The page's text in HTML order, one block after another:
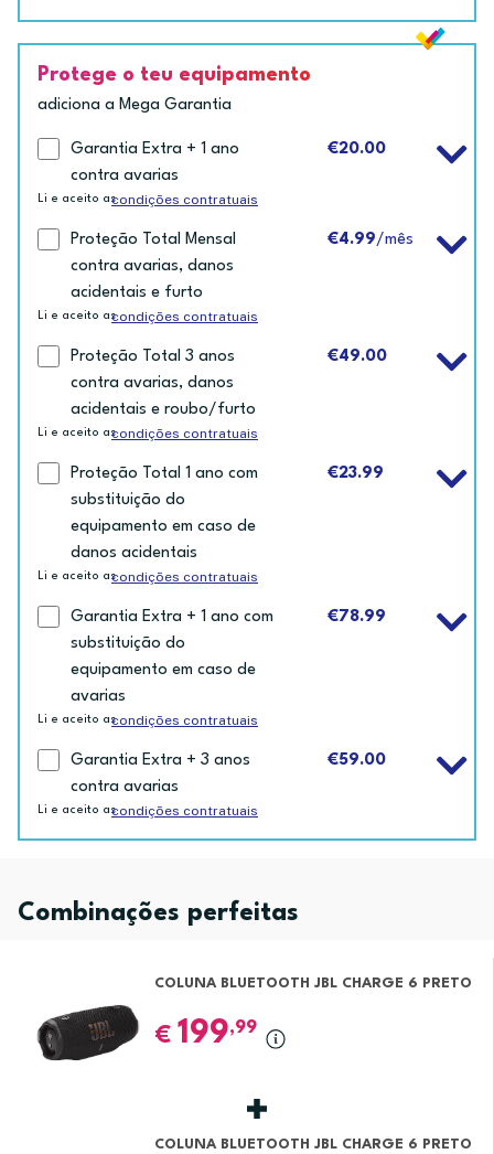
Protege o teu equipamento
adiciona a Mega Garantia
Garantia Extra + 1 ano
contra avarias
€20.00
Li e aceito ascondições contratuais
Proteção Total Mensal
contra avarias, danos
acidentais e furto
€4.99/mês
Li e aceito ascondições contratuais
Proteção Total 3 anos
contra avarias, danos
acidentais e roubo/furto
€49.00
Li e aceito ascondições contratuais
Proteção Total 1 ano com
substituição do
equipamento em caso de
danos acidentais
€23.99
Li e aceito ascondições contratuais
Garantia Extra + 1 ano com
substituição do
equipamento em caso de
avarias
€78.99
Li e aceito ascondições contratuais
Garantia Extra + 3 anos
contra avarias
€59.00
Li e aceito ascondições contratuais
Combinações perfeitas
COLUNA BLUETOOTH JBL CHARGE 6 PRETO
€ 199,99
COLUNA BLUETOOTH JBL CHARGE 6 PRETO